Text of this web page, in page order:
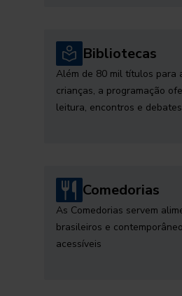
Bibliotecas
Além de 80 mil títulos para
crianças, a programação
leitura, encontros e debates
Comedorias
As Comedorias servem
brasileiros e
acessíveis